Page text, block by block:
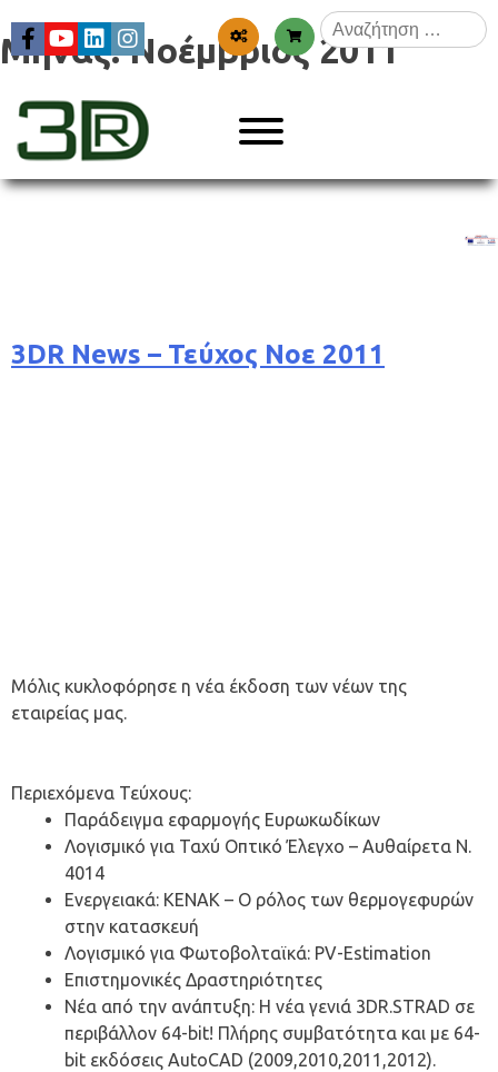
to
content
Αναζήτηση
για:
3dr
Μήνας:Νοέμβριος 2011
3DR News – Τεύχος Νοε 2011
Μόλις κυκλοφόρησε η νέα έκδοση των νέων της
εταιρείας μας.
Περιεχόμενα Τεύχους:
Παράδειγμα εφαρμογής Ευρωκωδίκων
Λογισμικό για Ταχύ Οπτικό Έλεγχο – Αυθαίρετα N.
4014
Ενεργειακά: ΚΕΝΑΚ – Ο ρόλος των θερμογεφυρών
στην κατασκευή
Λογισμικό για Φωτοβολταϊκά: PV-Estimation
Επιστημονικές Δραστηριότητες
Νέα από την ανάπτυξη: Η νέα γενιά 3DR.STRAD σε
περιβάλλον 64-bit! Πλήρης συμβατότητα και με 64-
bit εκδόσεις AutoCAD (2009,2010,2011,2012).